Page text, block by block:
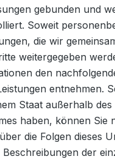
gebunden und
Soweit
die wir
weitergegeben
den
entnehmen.
Staat außerhalb
haben, können Sie
die Folgen dieses
der